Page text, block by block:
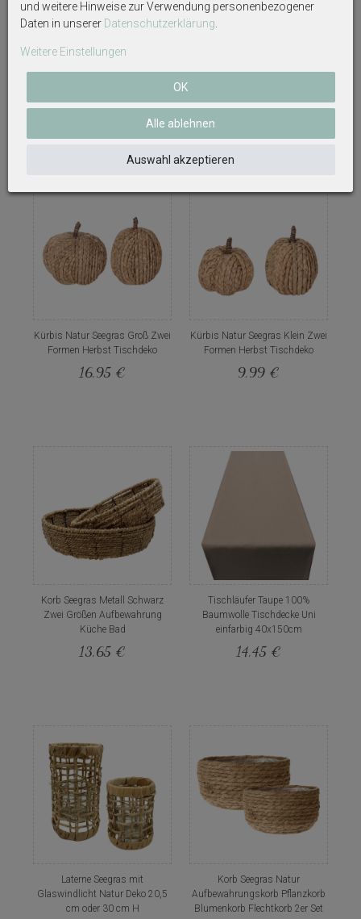
Serviettenhalter Seegras Natur
Tischdeko Deko Servietten Küche
11,95 €
Baumwolle Weiß Natur Rund
5,35 €
Kürbis Natur Seegras Groß Zwei
Formen Herbst Tischdeko
16,95 €
Kürbis Natur Seegras Klein Zwei
Formen Herbst Tischdeko
9,99 €
Korb Seegras Metall Schwarz
Zwei Größen Aufbewahrung
Küche Bad
13,65 €
Tischläufer Taupe 100%
Baumwolle Tischdecke Uni
einfarbig 40x150cm
14,45 €
Laterne Seegras mit
Glaswindlicht Natur Deko 20,5
cm oder 30 cm H
Korb Seegras Natur
Aufbewahrungskorb Pflanzkorb
Blumenkorb Flechtkorb 2er Set
und weitere Hinweise zur Verwendung personenbezogener
Daten in unserer Daten­schutz­erklärung.
Weitere Einstellungen
OK
Alle ablehnen
Auswahl akzeptieren